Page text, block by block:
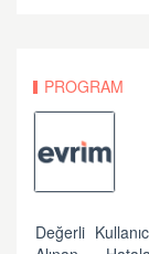
PROGRAM
Değerli